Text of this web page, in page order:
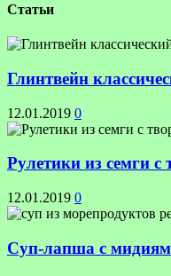
Статьи
Глинтвейн
12.01.2019 0
Рулетики из семги
12.01.2019 0
Суп-лапша с